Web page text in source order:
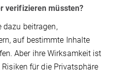
verifizieren müssten?
dazu beitragen,
auf bestimmte Inhalte
Aber ihre Wirksamkeit ist
für die Privatsphäre